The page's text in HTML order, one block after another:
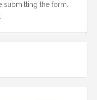
submitting the form.